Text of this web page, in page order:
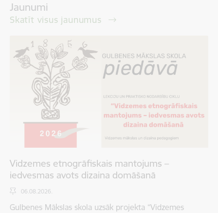
Jaunumi
Skatīt visus jaunumus
Vidzemes etnogrāfiskais mantojums –
iedvesmas avots dizaina domāšanā
06.08.2026.
Gulbenes Mākslas skola uzsāk projekta “Vidzemes